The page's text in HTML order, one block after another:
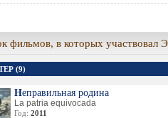
фильмов, в которых участвовал
(9)
Неправильная родина
La patria equivocada
Год: 2011